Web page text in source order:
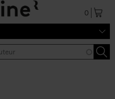
0